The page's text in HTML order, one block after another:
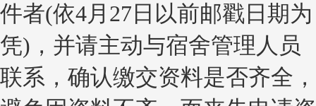
件者(依4月27日以前邮戳日期为
凭)，并请主动与宿舍管理人员
联系，确认缴交资料是否齐全，